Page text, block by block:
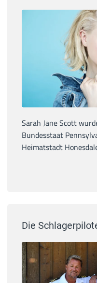
Sarah Jane Scott
Bundesstaat
Heimatstadt
Die